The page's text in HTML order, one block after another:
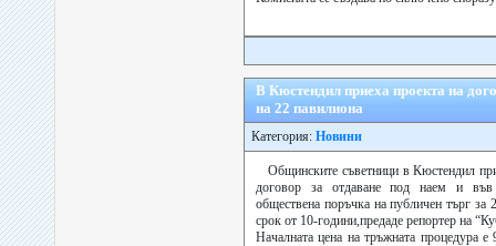
В Кюстендил приеха проекта на
на 22 павилиона
Категория: Новини
Общинските съветници в Кюстендил
договор за отдаване под наем и
обществена поръчка на публичен търг за
срок от 10-години,предаде репортер на
Началната цена на тръжната процедура е